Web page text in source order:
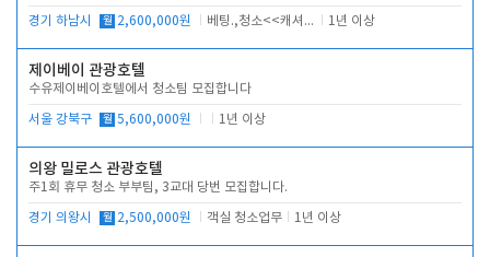
경기 하남시 월 2,600,000원 베팅.,청소<<캐셔 모셔봅니다. 1년 이상
제이베이 관광호텔
수유제이베이호텔에서 청소팀 모집합니다
서울 강북구 월 5,600,000원 1년 이상
의왕 밀로스 관광호텔
주1회 휴무 청소 부부팀, 3교대 당번 모집합니다.
경기 의왕시 월 2,500,000원 객실 청소업무 1년 이상